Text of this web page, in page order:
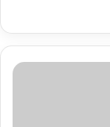
Uttarakhand